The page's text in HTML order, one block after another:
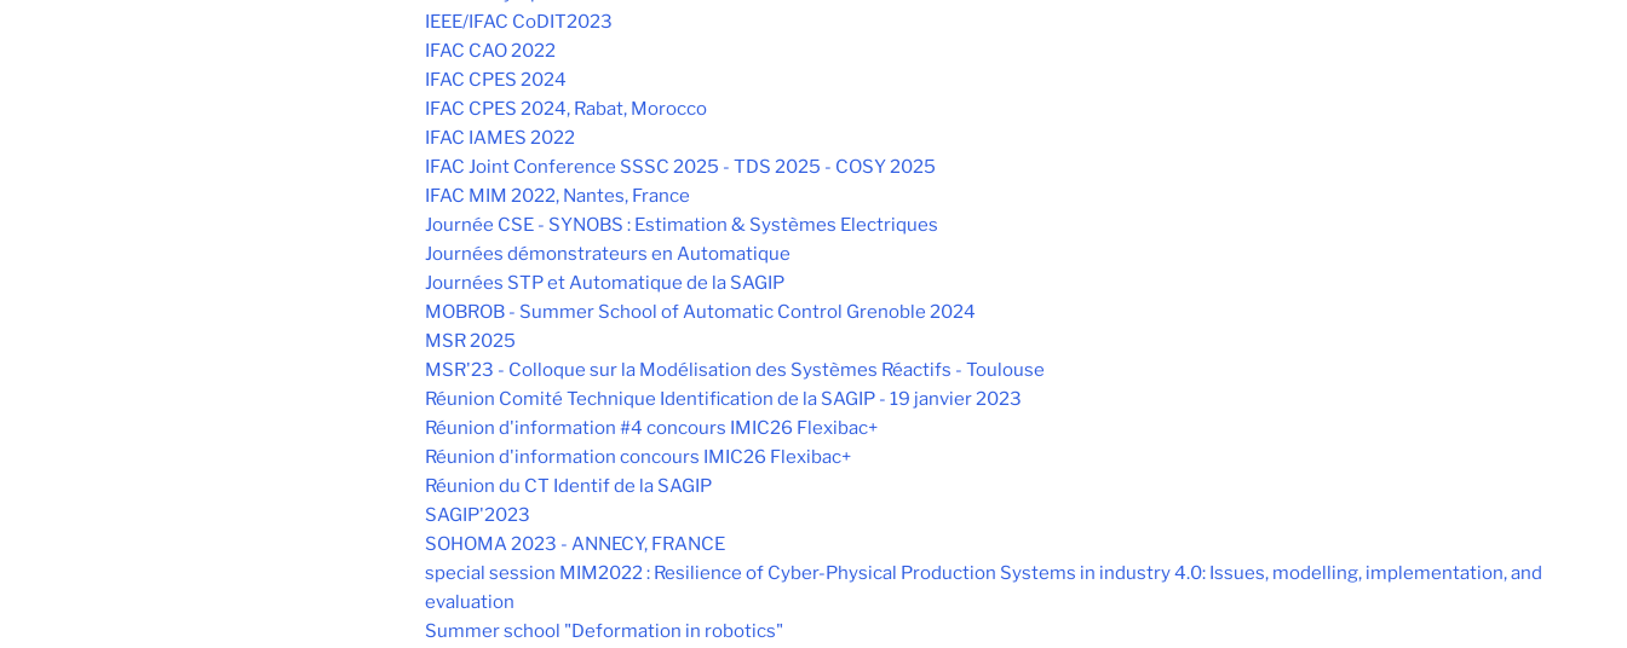
IEEE/IFAC CoDIT2023
IFAC CAO 2022
IFAC CPES 2024
IFAC CPES 2024, Rabat, Morocco
IFAC IAMES 2022
IFAC Joint Conference SSSC 2025 - TDS 2025 - COSY 2025
IFAC MIM 2022, Nantes, France
Journée CSE - SYNOBS : Estimation & Systèmes Electriques
Journées démonstrateurs en Automatique
Journées STP et Automatique de la SAGIP
MOBROB - Summer School of Automatic Control Grenoble 2024
MSR 2025
MSR'23 - Colloque sur la Modélisation des Systèmes Réactifs - Toulouse
Réunion Comité Technique Identification de la SAGIP - 19 janvier 2023
Réunion d'information #4 concours IMIC26 Flexibac+
Réunion d'information concours IMIC26 Flexibac+
Réunion du CT Identif de la SAGIP
SAGIP'2023
SOHOMA 2023 - ANNECY, FRANCE
special session MIM2022 : Resilience of Cyber-Physical Production Systems in industry 4.0: Issues, modelling, implementation, and
evaluation
Summer school "Deformation in robotics"